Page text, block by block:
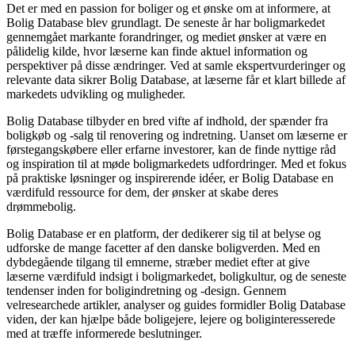
Det er med en passion for boliger og et ønske om at informere, at
Bolig Database blev grundlagt. De seneste år har boligmarkedet
gennemgået markante forandringer, og mediet ønsker at være en
pålidelig kilde, hvor læserne kan finde aktuel information og
perspektiver på disse ændringer. Ved at samle ekspertvurderinger og
relevante data sikrer Bolig Database, at læserne får et klart billede af
markedets udvikling og muligheder.
Bolig Database tilbyder en bred vifte af indhold, der spænder fra
boligkøb og -salg til renovering og indretning. Uanset om læserne er
førstegangskøbere eller erfarne investorer, kan de finde nyttige råd
og inspiration til at møde boligmarkedets udfordringer. Med et fokus
på praktiske løsninger og inspirerende idéer, er Bolig Database en
værdifuld ressource for dem, der ønsker at skabe deres
drømmebolig.
Bolig Database er en platform, der dedikerer sig til at belyse og
udforske de mange facetter af den danske boligverden. Med en
dybdegående tilgang til emnerne, stræber mediet efter at give
læserne værdifuld indsigt i boligmarkedet, boligkultur, og de seneste
tendenser inden for boligindretning og -design. Gennem
velresearchede artikler, analyser og guides formidler Bolig Database
viden, der kan hjælpe både boligejere, lejere og boliginteresserede
med at træffe informerede beslutninger.